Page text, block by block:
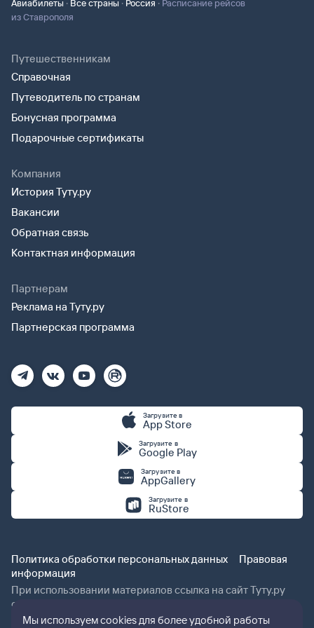
Авиабилеты Все страны Россия
Расписание рейсов
из Ставрополя
Путешественникам
Справочная
Путеводитель по странам
Бонусная программа
Подарочные сертификаты
Компания
История Туту.ру
Вакансии
Обратная связь
Контактная информация
Партнерам
Реклама на Туту.ру
Партнерская программа
Загрузите в
App Store
Загрузите в
Google Play
Загрузите в
AppGallery
Загрузите в
RuStore
Политика обработки персональных данных
Правовая
информация
При использовании материалов ссылка на сайт Туту.ру
обязательна.
Мы используем cookies для более удобной работы